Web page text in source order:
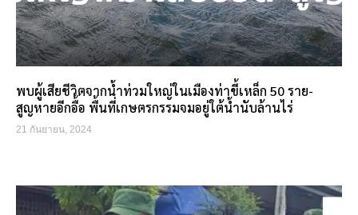
พบผู้เสียชีวิตจากน้ำท่วมใหญ่ในเมืองท่าขี้เหล็ก 50 ราย-
สูญหายอีกอื้อ พื้นที่เกษตรกรรมจมอยู่ใต้น้ำนับล้านไร่
21 กันยายน, 2024